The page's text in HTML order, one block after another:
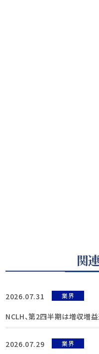
関
2026.07.31 業界
NCLH、第2四半期は増収増
2026.07.29 業界